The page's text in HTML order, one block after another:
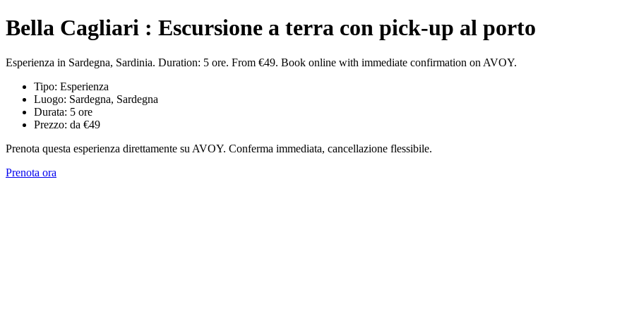
Bella Cagliari : Escursione a terra con pick-up al porto
Esperienza in Sardegna, Sardinia. Duration: 5 ore. From €49. Book online with immediate confirmation on AVOY.
Tipo: Esperienza
Luogo: Sardegna, Sardegna
Durata: 5 ore
Prezzo: da €49
Prenota questa esperienza direttamente su AVOY. Conferma immediata, cancellazione flessibile.
Prenota ora